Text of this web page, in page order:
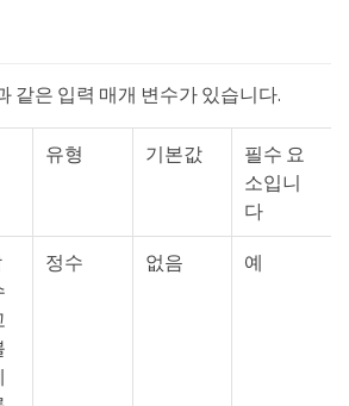
같은 입력 매개 변수가 있습니다.
유형 기본값
필수 요
소입니
다
정수 없음 예